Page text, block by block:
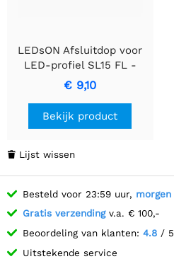
LEDsON Afsluitdop voor
LED-profiel SL15 FL -
Geanodiseerd aluminium,
zwart
€ 9,10
Bekijk product
 Lijst wissen
Besteld voor 23:59 uur, morgen
Gratis verzendingv.a. € 100,-
Beoordeling van klanten: 4.8 / 5
Uitstekende service